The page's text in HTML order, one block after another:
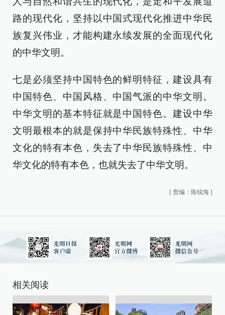
路的现代化，坚持以中国式现代化推进中华民
族复兴伟业，才能构建永续发展的全面现代化
的中华文明。
七是必须坚持中国特色的鲜明特征，建设具有
中国特色、中国风格、中国气派的中华文明。
中华文明的基本特征就是中国特色。建设中华
文明最根本的就是保持中华民族特殊性、中华
文化的特有本色，失去了中华民族特殊性、中
华文化的特有本色，也就失去了中华文明。
[ 责编：陈锐海 ]
相关阅读